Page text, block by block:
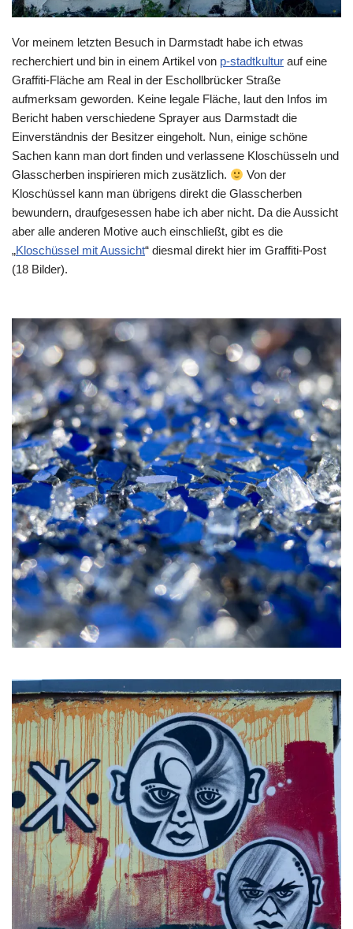
Vor meinem letzten Besuch in Darmstadt habe ich etwas
recherchiert und bin in einem Artikel von p-stadtkultur auf eine
Graffiti-Fläche am Real in der Eschollbrücker Straße
aufmerksam geworden. Keine legale Fläche, laut den Infos im
Bericht haben verschiedene Sprayer aus Darmstadt die
Einverständnis der Besitzer eingeholt. Nun, einige schöne
Sachen kann man dort finden und verlassene Kloschüsseln und
Glasscherben inspirieren mich zusätzlich.
Von der
Kloschüssel kann man übrigens direkt die Glasscherben
bewundern, draufgesessen habe ich aber nicht. Da die Aussicht
aber alle anderen Motive auch einschließt, gibt es die
„Kloschüssel mit Aussicht“ diesmal direkt hier im Graffiti-Post
(18 Bilder).